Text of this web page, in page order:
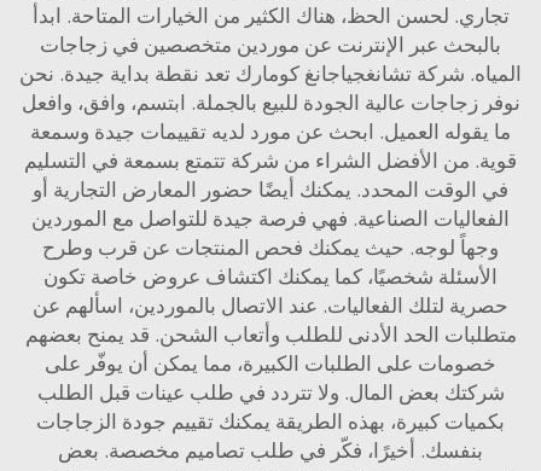
لحسن الحظ، هناك الكثير من الخيارات المتاحة. ابدأ
عبر الإنترنت عن موردين متخصصين في زجاجات
شركة تشانغجياجانغ كومارك تعد نقطة بداية جيدة. نحن
زجاجات عالية الجودة للبيع بالجملة. ابتسم، وافق، وافعل
العميل. ابحث عن مورد لديه تقييمات جيدة وسمعة
من الأفضل الشراء من شركة تتمتع بسمعة في التسليم
المحدد. يمكنك أيضًا حضور المعارض التجارية أو
الصناعية. فهي فرصة جيدة للتواصل مع الموردين
لوجه. حيث يمكنك فحص المنتجات عن قرب وطرح
شخصيًا، كما يمكنك اكتشاف عروض خاصة تكون
لتلك الفعاليات. عند الاتصال بالموردين، اسألهم عن
الحد الأدنى للطلب وأتعاب الشحن. قد يمنح بعضهم
على الطلبات الكبيرة، مما يمكن أن يوفّر على
بعض المال. ولا تتردد في طلب عينات قبل الطلب
كبيرة، بهذه الطريقة يمكنك تقييم جودة الزجاجات
بنفسك. أخيرًا، فكّر في طلب تصاميم مخصصة. بعض